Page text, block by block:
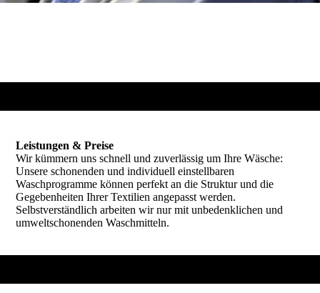
Leistungen & Preise
Wir kümmern uns schnell und zuverlässig um Ihre Wäsche:
Unsere schonenden und individuell einstellbaren
Waschprogramme können perfekt an die Struktur und die
Gegebenheiten Ihrer Textilien angepasst werden.
Selbstverständlich arbeiten wir nur mit unbedenklichen und
umweltschonenden Waschmitteln.